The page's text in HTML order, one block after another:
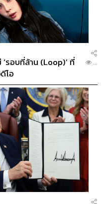
‘รอบที่ล้าน (Loop)’ ที่
โอ
...